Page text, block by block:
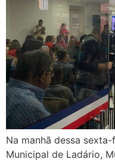
Na manhã dessa
Municipal de Ladário,